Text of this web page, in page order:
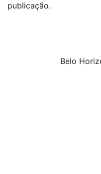
publicação.
Belo